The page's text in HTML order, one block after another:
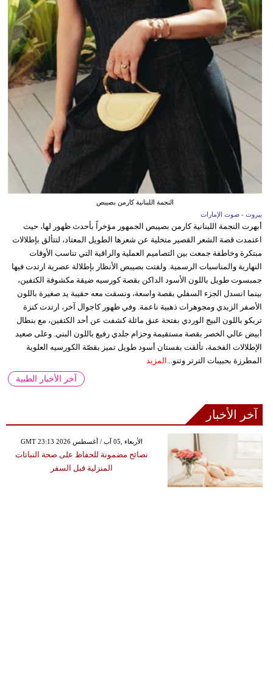
النجمة اللبنانية كارمن بصيبص
بيروت - صوت الإمارات
أبهرت النجمة اللبنانية كارمن بصيبص الجمهور مؤخراً بأحدث ظهور لها، حيث
اعتمدت قصة الشعر القصير متخلية عن شعرها الطويل المعتاد، لتتألق بإطلالات
مبتكرة وخاطفة جمعت بين التصاميم العملية والراقية التي تناسب الأوقات
النهارية والمناسبات الرسمية. ولفتت بصيبص الأنظار بإطلالة عصرية ارتدت فيها
جمبسوت طويل باللون الأسود الداكن بقصة كورسيه ضيقة مكشوفة الكتفين،
بينما انسدل الجزء السفلي بقصة واسعة، ونسقت معه حقيبة يد صغيرة باللون
الأصفر الزبدي ومجوهرات ذهبية ناعمة. وفي ظهور كاجوال آخر، ارتدت كنزة
تريكو باللون البيج الوردي بفتحة عنق مائلة كشفت عن أحد الكتفين، مع بنطال
أبيض عالي الخصر بقصة مستقيمة وحزام جلدي رفيع باللون البني. وعلى صعيد
الإطلالات الفخمة، تألقت بفستان أسود طويل تميز بقصّة الكورسيه العلوية
المطرزة بحبيبات الترتر وتنو...
المزيد
آخر الأخبار الطبية
آخر الأخبار
GMT 23:13 2026 الأربعاء ,05 آب / أغسطس
نصائح مضمونة للحفاظ على صحة النباتات
المنزلية قبل السفر